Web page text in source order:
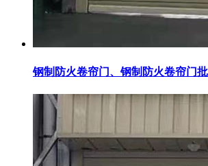
钢制防火卷帘门、钢制防火卷帘门